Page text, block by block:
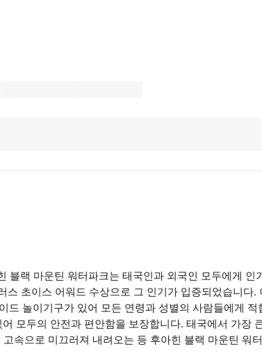
블랙 마운틴 워터파크는 태국인과 외국인 모두에게 인
스 초이스 어워드 수상으로 그 인기가 입증되었습니다.
드 놀이기구가 있어 모든 연령과 성별의 사람들에게
모두의 안전과 편안함을 보장합니다. 태국에서 가장
속으로 미끄러져 내려오는 등 후아힌 블랙 마운틴 워